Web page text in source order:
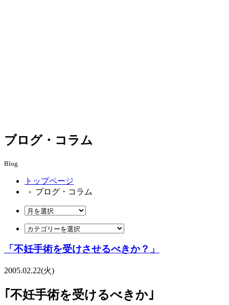
ブログ・コラム
Blog
トップページ
› ブログ・コラム
「不妊手術を受けさせるべきか？」
2005.02.22(火)
｢不妊手術を受けるべきか｣